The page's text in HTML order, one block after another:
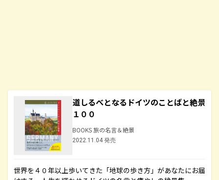
道しるべとなるドイツのことばと絶景
１００
BOOKS 旅の名言＆絶景
2022.11.04 発売
世界を４０年以上歩いてきた「地球の歩き方」があなたにお届